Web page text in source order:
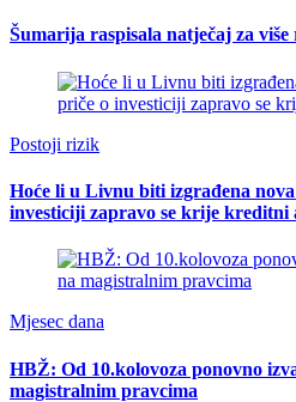
Šumarija raspisala natječaj za
Postoji rizik
Hoće li u Livnu biti izgrađena
investiciji zapravo se krije kreditni
Mjesec dana
HBŽ: Od 10.kolovoza ponovno
magistralnim pravcima